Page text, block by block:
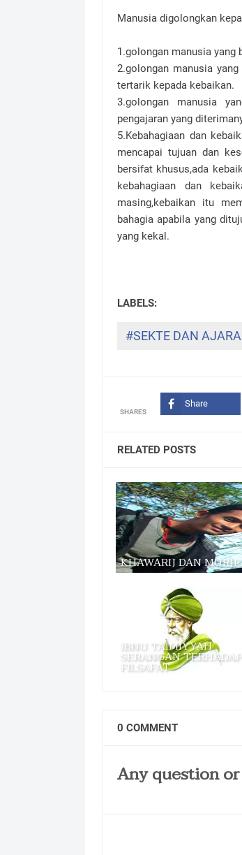
Manusia digolongkan
1.golongan manusia yang
2.golongan manusia
tertarik kepada kebaikan.
3.golongan manusia
pengajaran yang
5.Kebahagiaan dan
mencapai tujuan dan
bersifat khusus,ada
kebahagiaan dan
masing,kebaikan itu
bahagia apabila yang
yang kekal.
#SEKTE DAN
SHARES
Share
RELATED POSTS
KHAWARIJ DAN
IBNU TAIMIYYAH
SERANGAN TERHADAP
FILSAFAT
0 COMMENT